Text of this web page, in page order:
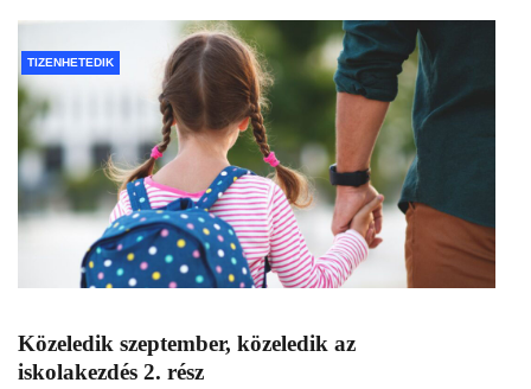
TIZENHETEDIK
Közeledik szeptember, közeledik az
iskolakezdés 2. rész